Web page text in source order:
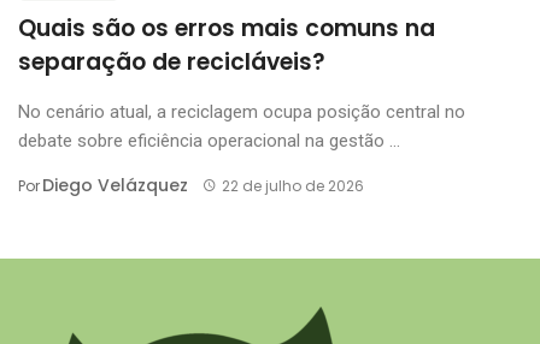
Quais são os erros mais comuns na
separação de recicláveis?
No cenário atual, a reciclagem ocupa posição central no
debate sobre eficiência operacional na gestão ...
PorDiego Velázquez 22 de julho de 2026